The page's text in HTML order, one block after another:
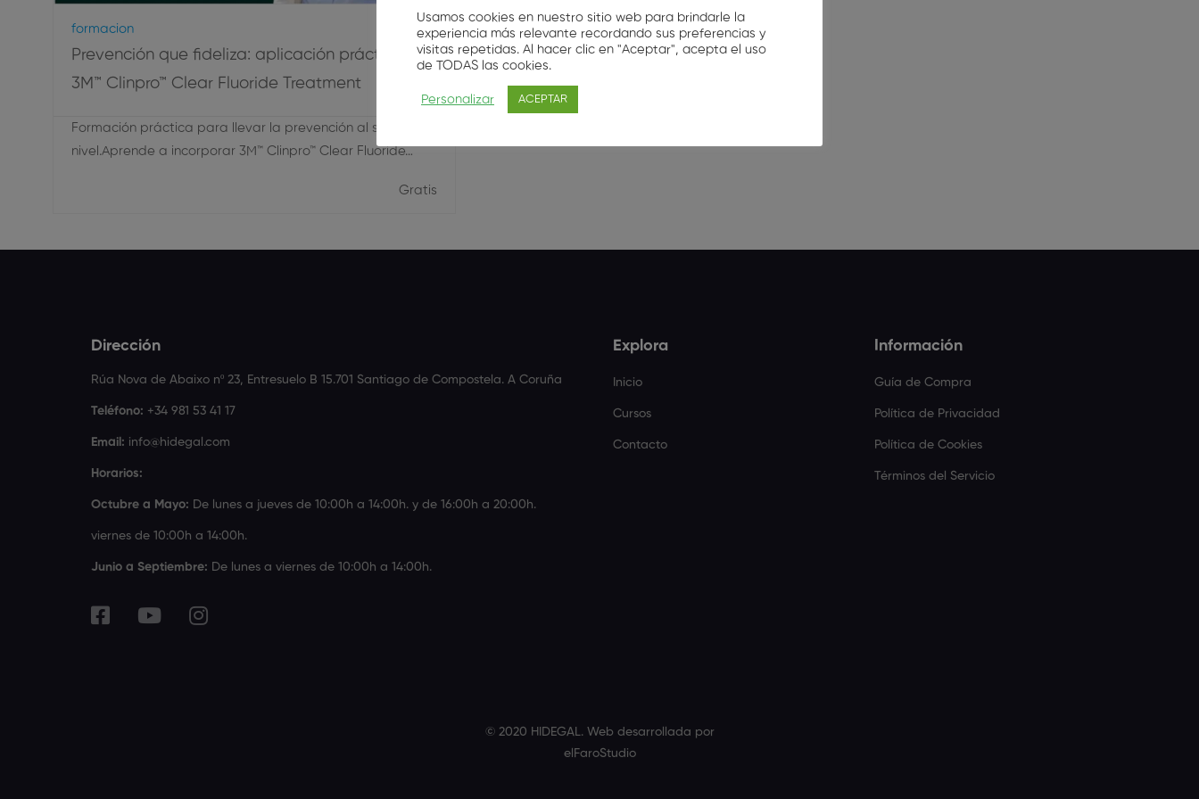
Formacion
Prevención que fideliza: aplicación práctica de
3M™ Clinpro™ Clear Fluoride Treatment
Formación práctica para llevar la prevención al siguiente
nivel.Aprende a incorporar 3M™ Clinpro™ Clear Fluoride…
Gratis
Dirección
Rúa Nova de Abaixo nº 23, Entresuelo B 15.701 Santiago de Compostela. A Coruña
Teléfono: +34 981 53 41 17
Email: info@hidegal.com
Horarios:
Octubre a Mayo: De lunes a jueves de 10:00h a 14:00h. y de 16:00h a 20:00h.
viernes de 10:00h a 14:00h.
Junio a Septiembre: De lunes a viernes de 10:00h a 14:00h.
Explora
Inicio
Cursos
Contacto
Información
Guía de Compra
Política de Privacidad
Política de Cookies
Términos del Servicio
© 2020 HIDEGAL. Web desarrollada por
elFaroStudio
Usamos cookies en nuestro sitio web para brindarle la
experiencia más relevante recordando sus preferencias y
visitas repetidas. Al hacer clic en "Aceptar", acepta el uso
de TODAS las cookies.
Personalizar ACEPTAR